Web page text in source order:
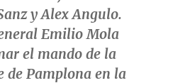
yAlex Angulo.
Emilio Mola
el mando de la
de Pamplona en la